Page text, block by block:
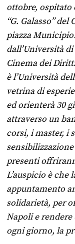
ottobre, ospitato
“G. Galasso”
piazza
dall’Università
Cinema dei
è l’Università
vetrina di
ed orienterà 30
attraverso un
corsi, i master, i
presenti
L’auspicio è che
appuntamento
solidarietà, per
Napoli e
ogni giorno, la